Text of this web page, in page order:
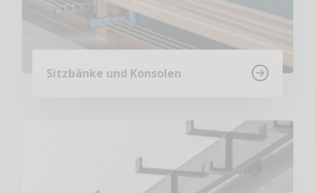
Sitzbänke und Konsolen